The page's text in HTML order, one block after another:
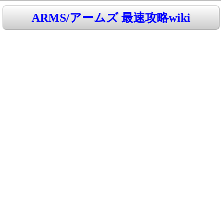
ARMS/アームズ 最速攻略wiki